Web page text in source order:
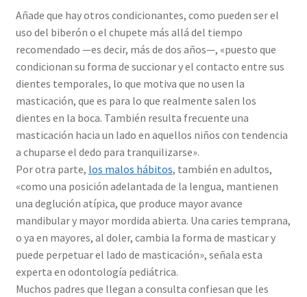
Añade que hay otros condicionantes, como pueden ser el
uso del biberón o el chupete más allá del tiempo
recomendado —es decir, más de dos años—, «puesto que
condicionan su forma de succionar y el contacto entre sus
dientes temporales, lo que motiva que no usen la
masticación, que es para lo que realmente salen los
dientes en la boca. También resulta frecuente una
masticación hacia un lado en aquellos niños con tendencia
a chuparse el dedo para tranquilizarse».
Por otra parte, los malos hábitos, también en adultos,
«como una posición adelantada de la lengua, mantienen
una deglución atípica, que produce mayor avance
mandibular y mayor mordida abierta. Una caries temprana,
o ya en mayores, al doler, cambia la forma de masticar y
puede perpetuar el lado de masticación», señala esta
experta en odontología pediátrica.
Muchos padres que llegan a consulta confiesan que les